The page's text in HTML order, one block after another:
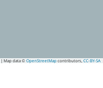
| Map data © OpenStreetMap contributors, CC-BY-SA